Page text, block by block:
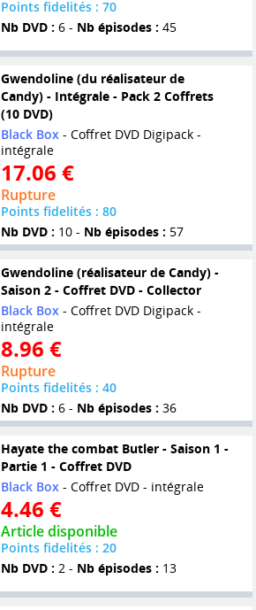
Points fidelités : 70
Nb DVD : 6 - Nb épisodes : 45
Gwendoline (du réalisateur de
Candy) - Intégrale - Pack 2 Coffrets
(10 DVD)
Black Box- Coffret DVD Digipack -
intégrale
17.06 €
Rupture
Points fidelités : 80
Nb DVD : 10 - Nb épisodes : 57
Gwendoline (réalisateur de Candy) -
Saison 2 - Coffret DVD - Collector
Black Box- Coffret DVD Digipack -
intégrale
8.96 €
Rupture
Points fidelités : 40
Nb DVD : 6 - Nb épisodes : 36
Hayate the combat Butler - Saison 1 -
Partie 1 - Coffret DVD
Black Box- Coffret DVD - intégrale
4.46 €
Article disponible
Points fidelités : 20
Nb DVD : 2 - Nb épisodes : 13